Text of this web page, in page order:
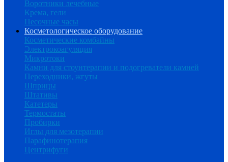
Воротники лечебные
Крема, гели
Песочные часы
Косметологическое оборудование
Косметические комбайны
Электрокоагуляция
Микротоки
Камни для стоунтерапии и подогреватели камней
Переходники, жгуты
Шприцы
Штативы
Катетеры
Термостаты
Пробирки
Иглы для мезотерапии
Парафинотерапия
Центрифуги